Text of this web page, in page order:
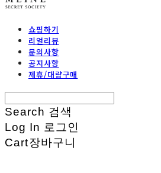
쇼핑하기
리얼리뷰
문의사항
공지사항
제휴/대량구매
Search 검색
Log In 로그인
Cart장바구니